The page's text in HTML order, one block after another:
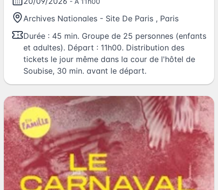
Archives Nationales - Site De Paris , Paris
Durée : 45 min. Groupe de 25 personnes (enfants
et adultes). Départ : 11h00. Distribution des
tickets le jour même dans la cour de l'hôtel de
Soubise, 30 min. avant le départ.